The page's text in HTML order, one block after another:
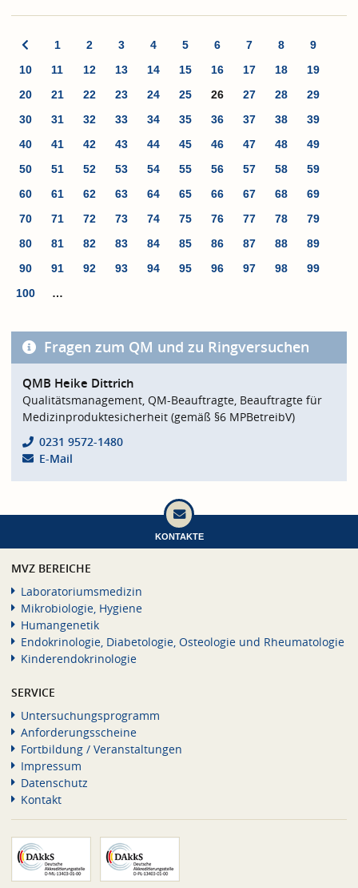
1 2 3 4 5 6 7 8
9
10
11 12 13 14 15 16 17 18
19
20
21 22 23 24 25 26 27 28
29
30
31 32 33 34 35 36 37 38
39
40
41 42 43 44 45 46 47 48
49
50
51 52 53 54 55 56 57 58
59
60
61 62 63 64 65 66 67 68
69
70
71 72 73 74 75 76 77 78
79
80
81 82 83 84 85 86 87 88
89
90
91 92 93 94 95 96 97 98
99
100
…
Fragen zum QM und zu Ringversuchen
QMB Heike Dittrich
Qualitätsmanagement, QM-Beauftragte, Beauftragte für
Medizinproduktesicherheit (gemäß §6 MPBetreibV)
0231 9572-1480
E-Mail
KONTAKTE
MVZ BEREICHE
Laboratoriumsmedizin
Mikrobiologie, Hygiene
Humangenetik
Endokrinologie, Diabetologie, Osteologie und Rheumatologie
Kinderendokrinologie
SERVICE
Untersuchungsprogramm
Anforderungsscheine
Fortbildung / Veranstaltungen
Impressum
Datenschutz
Kontakt